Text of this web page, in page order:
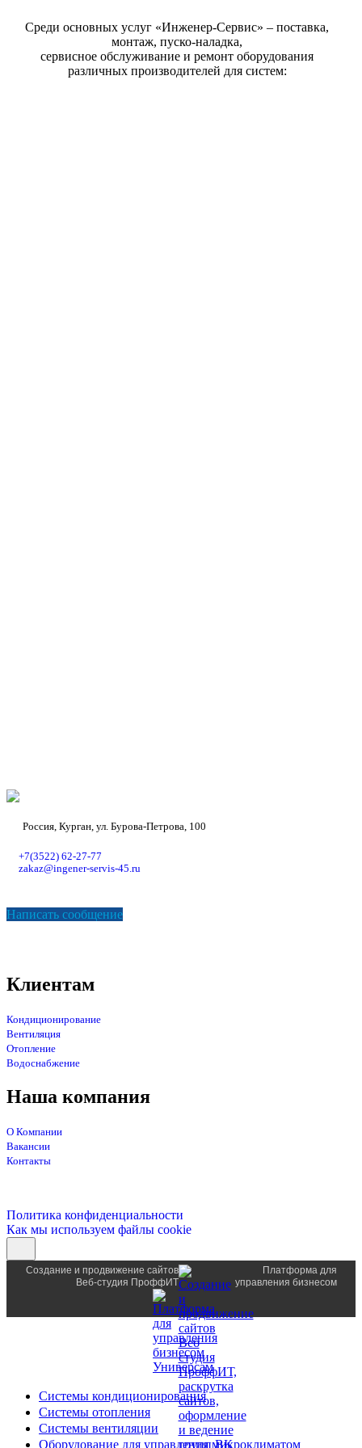
Среди основных услуг «Инженер-Сервис» – поставка,
монтаж, пуско-наладка,
сервисное обслуживание и ремонт оборудования
различных производителей для систем:
Подробнее
Россия, Курган, ул. Бурова-Петрова, 100
+7(3522) 62-27-77
zakaz@ingener-servis-45.ru
Написать сообщение
Клиентам
Кондиционирование
Вентиляция
Отопление
Водоснабжение
Наша компания
О Компании
Вакансии
Контакты
Политика конфиденциальности
Как мы используем файлы cookie
Создание и продвижение сайтов
Веб-студия ПроффИТ
Платформа для
управления бизнесом
Системы кондиционирования
Системы отопления
Системы вентиляции
Оборудование для управления микроклиматом